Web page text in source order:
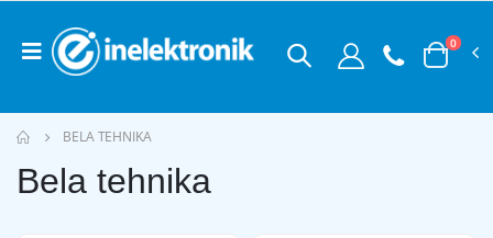
0
BELA TEHNIKA
Bela tehnika